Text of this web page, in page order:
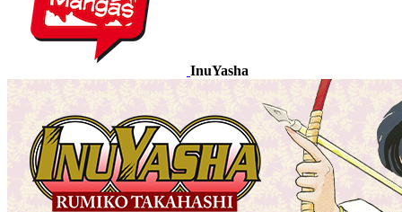
InuYasha